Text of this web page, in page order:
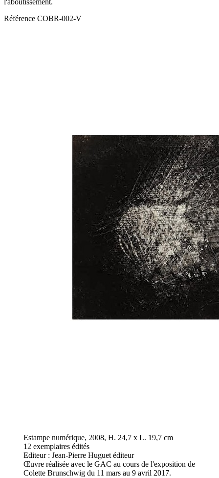
l'aboutissement.
Référence COBR-002-V
Estampe numérique, 2008, H. 24,7 x L. 19,7 cm
12 exemplaires édités
Editeur : Jean-Pierre Huguet éditeur
Œuvre réalisée avec le GAC au cours de l'exposition de
Colette Brunschwig du 11 mars au 9 avril 2017.